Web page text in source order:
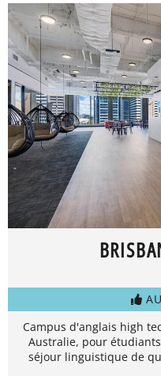
Campus d'anglais high
Australie, pour
séjour linguistique de